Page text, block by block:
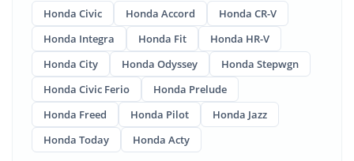
Honda Civic Honda Accord
Honda CR-V
Honda Integra
Honda Fit
Honda HR-V
Honda City
Honda Odyssey
Honda Stepwgn
Honda Civic Ferio
Honda Prelude
Honda Freed
Honda Pilot
Honda Jazz
Honda Today
Honda Acty